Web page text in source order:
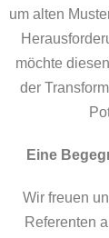
um alten
möchte
der
Eine
Wir freuen
Referenten